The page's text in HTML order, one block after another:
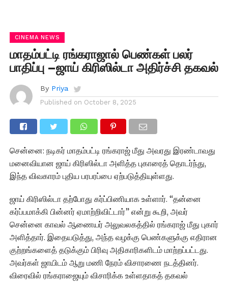
CINEMA NEWS
மாதம்பட்டி ரங்கராஜால் பெண்கள் பலர்
பாதிப்பு –ஜாய் கிரிஸில்டா அதிர்ச்சி தகவல்
By Priya
Published on October 8, 2025
சென்னை: நடிகர் மாதம்பட்டி ரங்கராஜ் மீது அவரது இரண்டாவது
மனைவியான ஜாய் கிரிஸில்டா அளித்த புகாரைத் தொடர்ந்து,
இந்த விவகாரம் புதிய பரபரப்பை ஏற்படுத்தியுள்ளது.
ஜாய் கிரிஸில்டா தற்போது கர்ப்பிணியாக உள்ளார். “தன்னை
கர்ப்பமாக்கி பின்னர் ஏமாற்றிவிட்டார்” என்று கூறி, அவர்
சென்னை காவல் ஆணையர் அலுவலகத்தில் ரங்கராஜ் மீது புகார்
அளித்தார். இதையடுத்து, அந்த வழக்கு பெண்களுக்கு எதிரான
குற்றங்களைத் தடுக்கும் பிரிவு அதிகாரிகளிடம் மாற்றப்பட்டது.
அவர்கள் ஜாயிடம் ஆறு மணி நேரம் விசாரணை நடத்தினர்.
விரைவில் ரங்கராஜையும் விசாரிக்க உள்ளதாகத் தகவல்